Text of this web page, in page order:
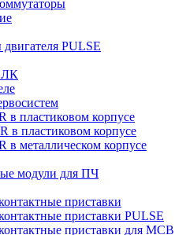
PULSE
в пластиковом корпусе
в пластиковом корпусе
в металлическом корпусе
модули для ПЧ
приставки
приставки PULSE
приставки для MCB